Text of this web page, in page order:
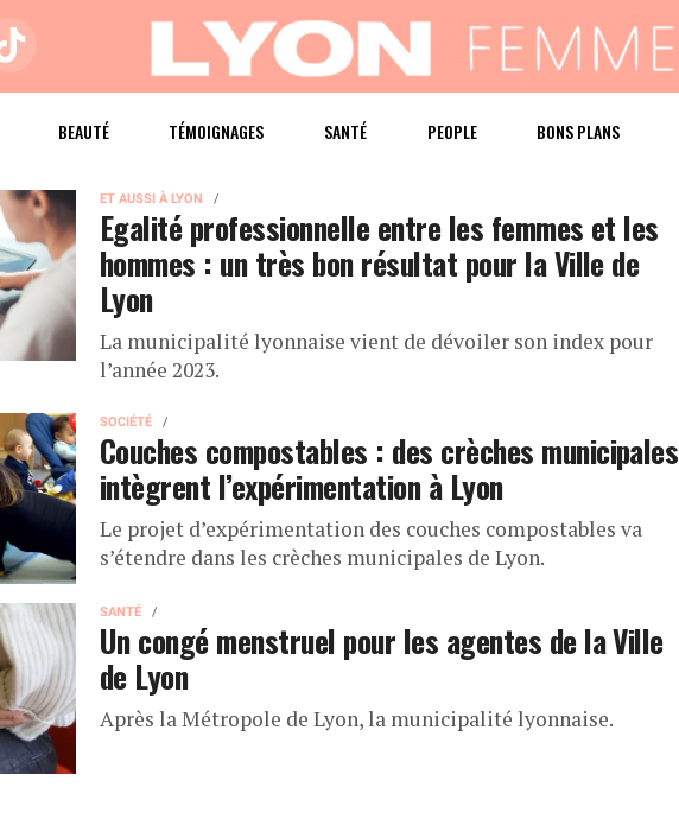
BEAUTÉ TÉMOIGNAGES SANTÉ PEOPLE BONS PLANS
ET AUSSI À LYON
Egalité professionnelle entre les femmes et les
hommes : un très bon résultat pour la Ville de
Lyon
La municipalité lyonnaise vient de dévoiler son index pour
l’année 2023.
SOCIÉTÉ
Couches compostables : des crèches municipales
intègrent l’expérimentation à Lyon
Le projet d’expérimentation des couches compostables va
s’étendre dans les crèches municipales de Lyon.
SANTÉ
Un congé menstruel pour les agentes de la Ville
de Lyon
Après la Métropole de Lyon, la municipalité lyonnaise.